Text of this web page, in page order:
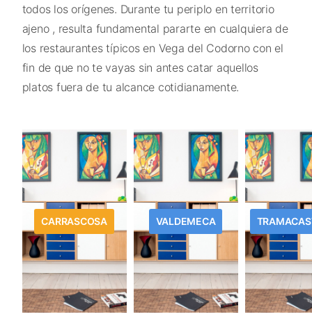
todos los orígenes. Durante tu periplo en territorio
ajeno , resulta fundamental pararte en cualquiera de
los restaurantes típicos en Vega del Codorno con el
fin de que no te vayas sin antes catar aquellos
platos fuera de tu alcance cotidianamente.
CARRASCOSA VALDEMECA